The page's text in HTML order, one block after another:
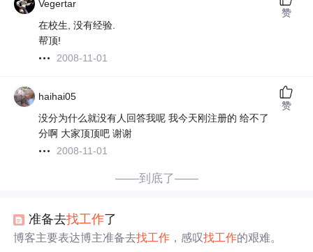
Vegertar
在校生, 没有经验.
帮顶!
2008-11-01
赞
haihai05
没分为什么就没有人回答我呢 我今天刚注册的 给不了
分啊 大家顶顶吧 谢谢
2008-11-01
赞
——到底了——
准备去找工作了
博客主要表达博主准备去找工作 ，感叹找工作的艰难。